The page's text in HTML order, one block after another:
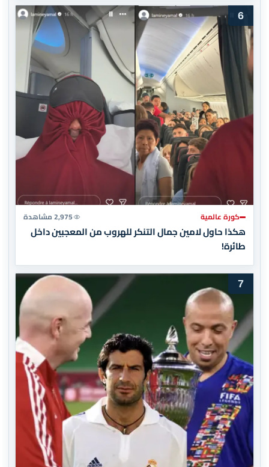
6
كورة عالمية 2,975 مشاهدة
هكذا حاول لامين جمال التنكر للهروب من المعجبين داخل
طائرة!
7